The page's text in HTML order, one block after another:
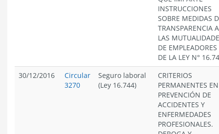
INSTRUCCIONES
SOBRE MEDIDAS
TRANSPARENCIA A
LAS
DE EMPLEADORES
DE LA LEY N°
30/12/2016
Circular
3270
Seguro laboral
(Ley 16.744)
CRITERIOS
PERMANENTES EN
PREVENCIÓN DE
ACCIDENTES Y
ENFERMEDADES
PROFESIONALES.